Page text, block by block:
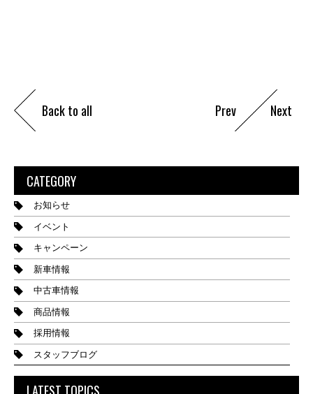
Back to all Prev Next
CATEGORY
お知らせ
イベント
キャンペーン
新車情報
中古車情報
商品情報
採用情報
スタッフブログ
LATEST TOPICS